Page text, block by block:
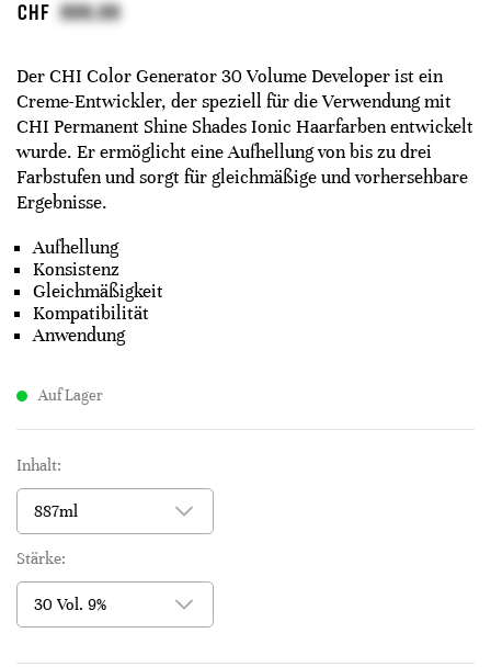
CHF
Der CHI Color Generator 30 Volume Developer ist ein
Creme-Entwickler, der speziell für die Verwendung mit
CHI Permanent Shine Shades Ionic Haarfarben entwickelt
wurde. Er ermöglicht eine Aufhellung von bis zu drei
Farbstufen und sorgt für gleichmäßige und vorhersehbare
Ergebnisse.
Aufhellung​
Konsistenz​
Gleichmäßigkeit​
Kompatibilität​
Anwendung
Auf Lager
Inhalt:
Stärke: